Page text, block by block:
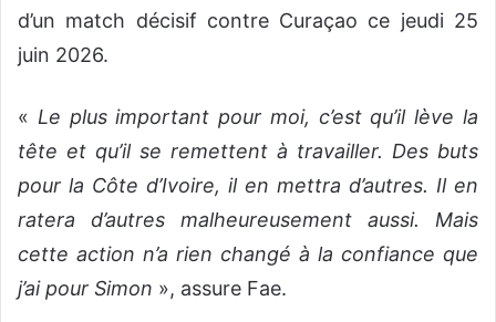
d’un match décisif contre Curaçao ce jeudi 25
juin 2026.
« Le plus important pour moi, c’est qu’il lève la
tête et qu’il se remettent à travailler. Des buts
pour la Côte d’Ivoire, il en mettra d’autres. Il en
ratera d’autres malheureusement aussi. Mais
cette action n’a rien changé à la confiance que
j’ai pour Simon », assure Fae.